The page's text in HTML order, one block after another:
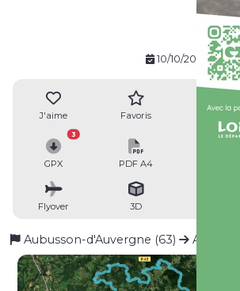
10/10/2026
J'aime Favoris
GPX
3
PDF A4
Flyover 3D
Aubusson-d'Auvergne (63)